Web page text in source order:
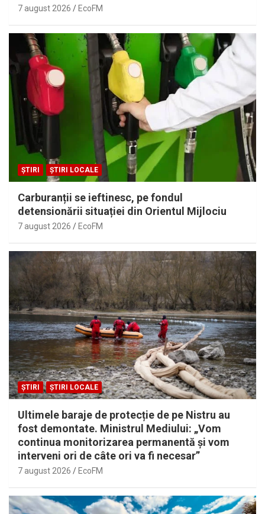
7 august 2026 EcoFM
ȘTIRI ȘTIRI LOCALE
Carburanții se ieftinesc, pe fondul
detensionării situației din Orientul Mijlociu
7 august 2026 EcoFM
ȘTIRI ȘTIRI LOCALE
Ultimele baraje de protecție de pe Nistru au
fost demontate. Ministrul Mediului: „Vom
continua monitorizarea permanentă și vom
interveni ori de câte ori va fi necesar”
7 august 2026 EcoFM